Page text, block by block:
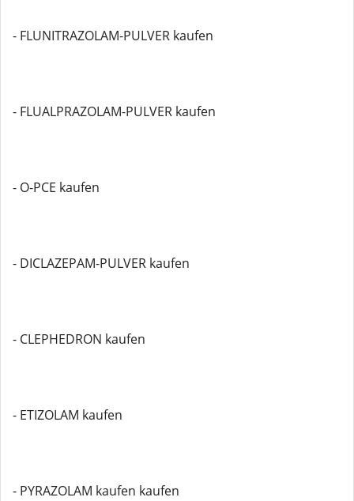
- FLUNITRAZOLAM-PULVER kaufen
- FLUALPRAZOLAM-PULVER kaufen
- O-PCE kaufen
- DICLAZEPAM-PULVER kaufen
- CLEPHEDRON kaufen
- ETIZOLAM kaufen
- PYRAZOLAM kaufen kaufen